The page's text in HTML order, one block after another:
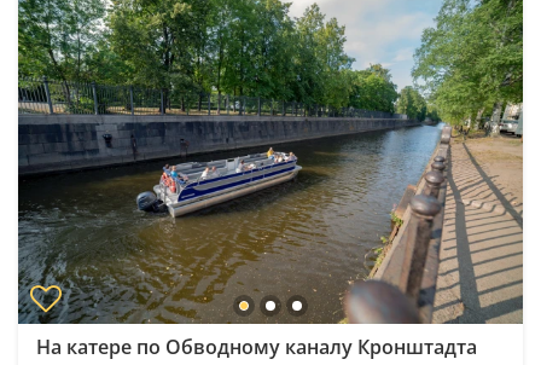
На катере по Обводному каналу Кронштадта